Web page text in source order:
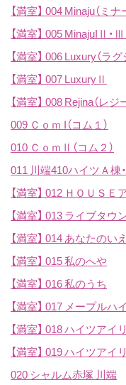
【満室】 004 Minaju（ミナ
【満室】 005 MinajuIⅡ・Ⅲ
【満室】 006 Luxury（ラグ
【満室】 007 LuxuryⅡ
【満室】 008 Rejina（レジ
009 Ｃｏｍ I（コム１）
010 ＣｏｍⅡ（コム２）
011 川端410ハイツＡ棟
【満室】 012 ＨＯＵＳＥ
【満室】 013 ライブタウ
【満室】 014 あなたのいえ
【満室】 015 私のへや
【満室】 016 私のうち
【満室】 017 メープルハ
【満室】 018 ハイツアイ
【満室】 019 ハイツアイ
020 シャルム赤塚 川端